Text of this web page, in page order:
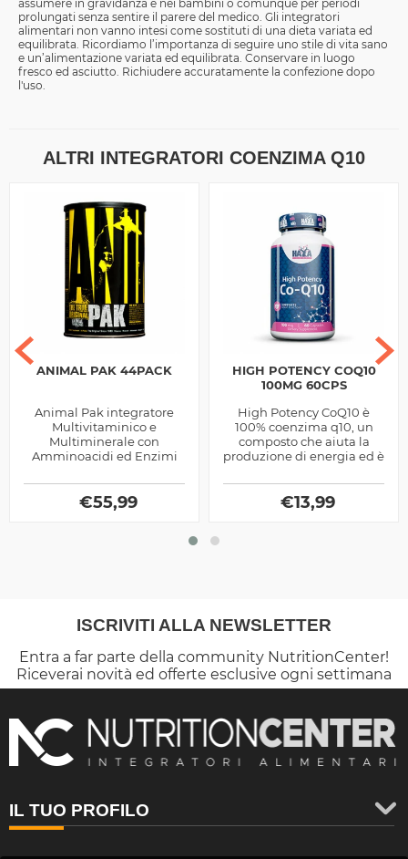
assumere in gravidanza e nei bambini o comunque per periodi
prolungati senza sentire il parere del medico. Gli integratori
alimentari non vanno intesi come sostituti di una dieta variata ed
equilibrata. Ricordiamo l’importanza di seguire uno stile di vita sano
e un’alimentazione variata ed equilibrata. Conservare in luogo
fresco ed asciutto. Richiudere accuratamente la confezione dopo
l'uso.
ALTRI INTEGRATORI COENZIMA Q10
ANIMAL PAK 44PACK
Animal Pak integratore
Multivitaminico e
Multiminerale con
Amminoacidi ed Enzimi
Universal Nutrition, ottimo
per chi pratica sport
€55,99
HIGH POTENCY COQ10
100MG 60CPS
High Potency CoQ10 è
100% coenzima q10, un
composto che aiuta la
produzione di energia ed è
antiossidante protettivo
per il cuore
€13,99
ISCRIVITI ALLA NEWSLETTER
Entra a far parte della community NutritionCenter!
Riceverai novità ed offerte esclusive ogni settimana
IL TUO PROFILO